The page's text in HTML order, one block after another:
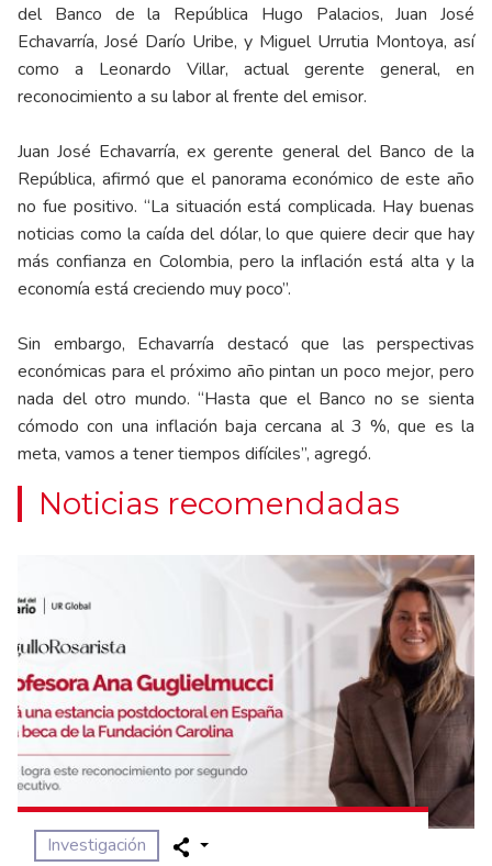
del Banco de la República Hugo Palacios, Juan José
Echavarría, José Darío Uribe, y Miguel Urrutia Montoya, así
como a Leonardo Villar, actual gerente general, en
reconocimiento a su labor al frente del emisor.
Juan José Echavarría, ex gerente general del Banco de la
República, afirmó que el panorama económico de este año
no fue positivo. “La situación está complicada. Hay buenas
noticias como la caída del dólar, lo que quiere decir que hay
más confianza en Colombia, pero la inflación está alta y la
economía está creciendo muy poco”.
Sin embargo, Echavarría destacó que las perspectivas
económicas para el próximo año pintan un poco mejor, pero
nada del otro mundo. “Hasta que el Banco no se sienta
cómodo con una inflación baja cercana al 3 %, que es la
meta, vamos a tener tiempos difíciles”, agregó.
Noticias recomendadas
Investigación